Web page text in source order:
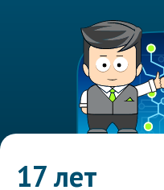
17 лет